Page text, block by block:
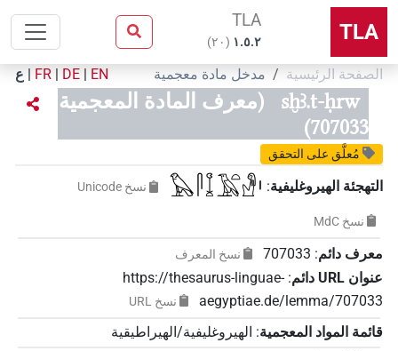
TLA
TLA
۱.٥.٢ (٢٠)
الصفحة الرئيسية مدخل مادة معجمية EN
|
DE
|
FR
| ع
sḫꜣ.t-ḥrw
(معرف المادة المعجمية
707033)
مُعلَّق على التحقق
التهجئة الهيروغليفية:
𓅃𓋴𓆼𓄿𓏏𓁐𓏤 نسخ‏ ‏Unicode
نسخ‏ ‏MdC
معرف دائم:
707033 نسخ المعرف
عنوان‏ ‏URL‏ دائم :
https://thesaurus-linguae-
aegyptiae.de/lemma/707033
نسخ‏ ‏URL
قائمة المواد المعجمية: الهيروغليفية/الهيراطيقية